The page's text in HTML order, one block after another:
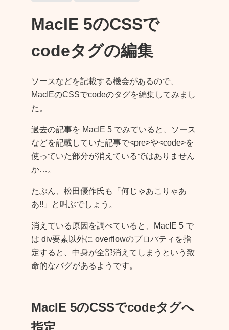
MacIE 5のCSSで
codeタグの編集
ソースなどを記載する機会があるので、
MacIEのCSSでcodeのタグを編集してみまし
た。
過去の記事を MacIE 5 でみていると、ソース
などを記載していた記事で<pre>や<code>を
使っていた部分が消えているではありません
か…。
たぶん、松田優作氏も「何じゃあこりゃあ
あ!!」と叫ぶでしょう。
消えている原因を調べていると、MacIE 5 で
は div要素以外に overflowのプロパティを指
定すると、中身が全部消えてしまうという致
命的なバグがあるようです。
MacIE 5のCSSでcodeタグへ
指定